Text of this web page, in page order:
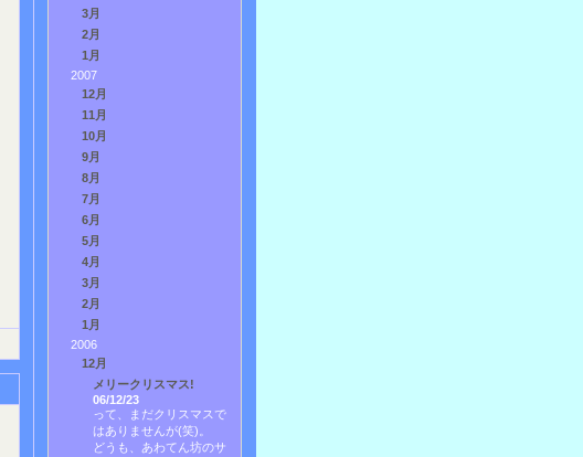
3月
2月
1月
2007
12月
11月
10月
9月
8月
7月
6月
5月
4月
3月
2月
1月
2006
12月
メリークリスマス!
06/12/23
って、まだクリスマスで
はありませんが(笑)。
どうも、あわてん坊のサ